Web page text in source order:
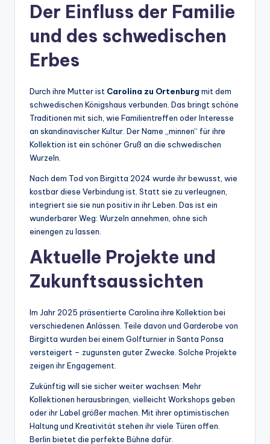
Der Einfluss der Familie
und des schwedischen
Erbes
Durch ihre Mutter ist Carolina zu Ortenburg mit dem
schwedischen Königshaus verbunden. Das bringt schöne
Traditionen mit sich, wie Familientreffen oder Interesse
an skandinavischer Kultur. Der Name „minnen“ für ihre
Kollektion ist ein schöner Gruß an die schwedischen
Wurzeln.
Nach dem Tod von Birgitta 2024 wurde ihr bewusst, wie
kostbar diese Verbindung ist. Statt sie zu verleugnen,
integriert sie sie nun positiv in ihr Leben. Das ist ein
wunderbarer Weg: Wurzeln annehmen, ohne sich
einengen zu lassen.
Aktuelle Projekte und
Zukunftsaussichten
Im Jahr 2025 präsentierte Carolina ihre Kollektion bei
verschiedenen Anlässen. Teile davon und Garderobe von
Birgitta wurden bei einem Golfturnier in Santa Ponsa
versteigert – zugunsten guter Zwecke. Solche Projekte
zeigen ihr Engagement.
Zukünftig will sie sicher weiter wachsen: Mehr
Kollektionen herausbringen, vielleicht Workshops geben
oder ihr Label größer machen. Mit ihrer optimistischen
Haltung und Kreativität stehen ihr viele Türen offen.
Berlin bietet die perfekte Bühne dafür.